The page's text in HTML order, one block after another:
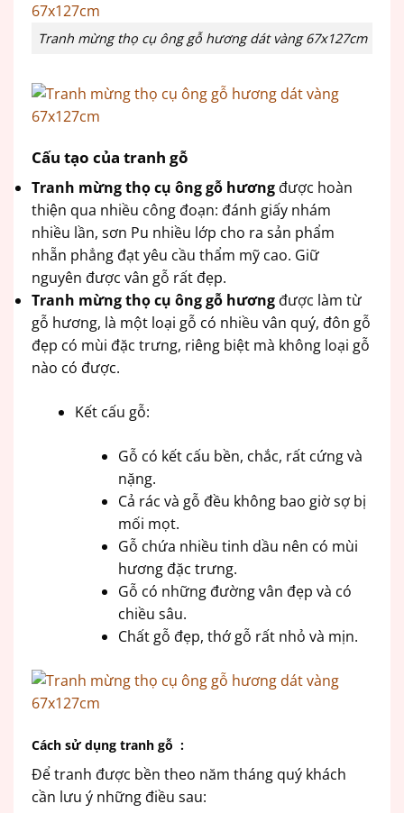
Tranh mừng thọ cụ ông gỗ hương dát vàng 67x127cm
Cấu tạo của tranh gỗ
Tranh mừng thọ cụ ông gỗ hươngđược hoàn
thiện qua nhiều công đoạn: đánh giấy nhám
nhiều lần, sơn Pu nhiều lớp cho ra sản phẩm
nhẵn phẳng đạt yêu cầu thẩm mỹ cao. Giữ
nguyên được vân gỗ rất đẹp.
Tranh mừng thọ cụ ông gỗ hươngđược làm từ
gỗ hương, là một loại gỗ có nhiều vân quý, đôn gỗ
đẹp có mùi đặc trưng, riêng biệt mà không loại gỗ
nào có được.
Kết cấu gỗ:
Gỗ có kết cấu bền, chắc, rất cứng và
nặng.
Cả rác và gỗ đều không bao giờ sợ bị
mối mọt.
Gỗ chứa nhiều tinh dầu nên có mùi
hương đặc trưng.
Gỗ có những đường vân đẹp và có
chiều sâu.
Chất gỗ đẹp, thớ gỗ rất nhỏ và mịn.
Cách sử dụng tranh gỗ :
Để tranh được bền theo năm tháng quý khách
cần lưu ý những điều sau: